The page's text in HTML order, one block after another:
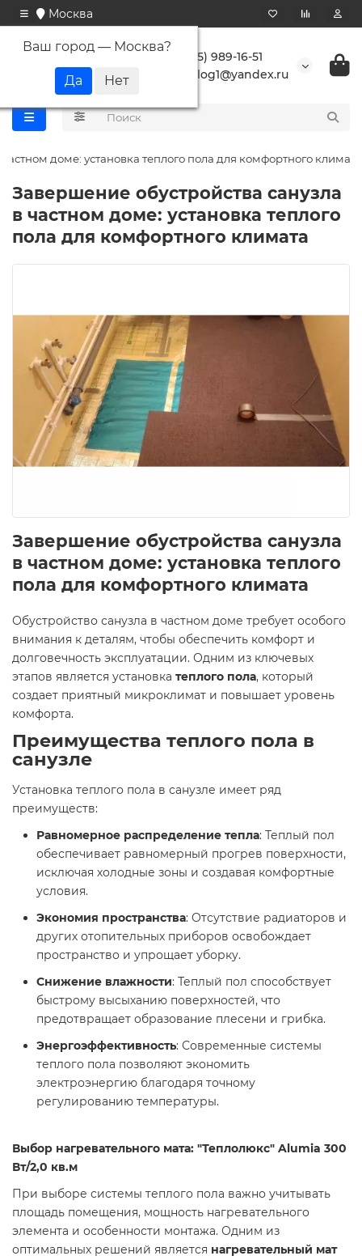
Москва
Ваш город — Москва?
+7 (495) 989-16-51
buranlog1@yandex.ru
доме: установка теплого пола для комфортного климата
Завершение обустройства санузла
в частном доме: установка теплого
пола для комфортного климата
Завершение обустройства санузла
в частном доме: установка теплого
пола для комфортного климата
Обустройство санузла в частном доме требует особого
внимания к деталям, чтобы обеспечить комфорт и
долговечность эксплуатации. Одним из ключевых
этапов является установка теплого пола, который
создает приятный микроклимат и повышает уровень
комфорта.
Преимущества теплого пола в
санузле
Установка теплого пола в санузле имеет ряд
преимуществ:
Равномерное распределение тепла: Теплый пол
обеспечивает равномерный прогрев поверхности,
исключая холодные зоны и создавая комфортные
условия.
Экономия пространства: Отсутствие радиаторов и
других отопительных приборов освобождает
пространство и упрощает уборку.
Снижение влажности: Теплый пол способствует
быстрому высыханию поверхностей, что
предотвращает образование плесени и грибка.
Энергоэффективность: Современные системы
теплого пола позволяют экономить
электроэнергию благодаря точному
регулированию температуры.
Выбор нагревательного мата: "Теплолюкс" Alumia 300
Вт/2,0 кв.м
При выборе системы теплого пола важно учитывать
площадь помещения, мощность нагревательного
элемента и особенности монтажа. Одним из
оптимальных решений является нагревательный мат